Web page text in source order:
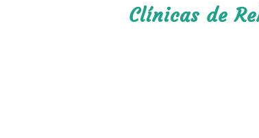
Clínicas de